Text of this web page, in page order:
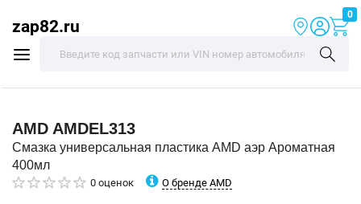
zap82.ru
0
AMD AMDEL313
Смазка универсальная пластика AMD аэр Ароматная
400мл
0 оценок О бренде AMD